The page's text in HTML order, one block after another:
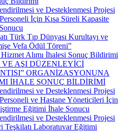
ve Desteklenmesi Projesi
İçin Kısa Süreli Kapasite
Türk Tıp Dünyası Kurultayı ve
Vefa Ödül Töreni”
Alımı İhalesi Sonuç Bildirimi
AŞI DÜZENLEYİCİ
ORGANİZASYONUNA
İHALE SONUÇ BİLDİRİMİ
ve Desteklenmesi Projesi
ve Hastane Yöneticileri İçin
Eğitimi İhale Sonucu
ve Desteklenmesi Projesi
Laboratuvar Eğitimi